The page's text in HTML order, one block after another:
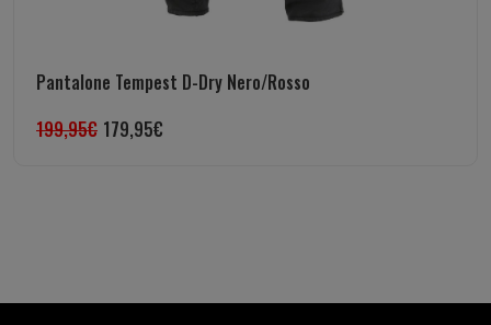
Pantalone Tempest D-Dry Nero/Rosso
199,95€ 179,95€